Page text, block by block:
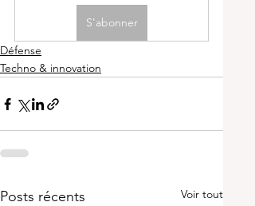
S'abonner
Défense
Techno & innovation
Posts récents Voir tout